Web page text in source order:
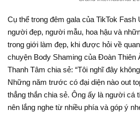
Cụ thể trong đêm gala của TikTok Fash
người đẹp, người mẫu, hoa hậu và
trong giới làm đẹp, khi được hỏi về
chuyện Body Shaming của Đoàn Thiên
Thanh Tâm chia sẻ: “Tôi nghĩ đây
Những năm trước có đại diện nào out
thẳng thắn chia sẻ. Ông ấy là người cá
nên lắng nghe từ nhiều phía và góp ý